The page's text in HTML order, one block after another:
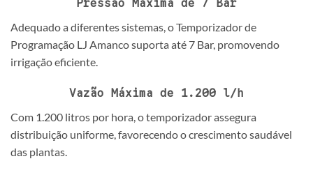
Pressão Máxima de 7 Bar
Adequado a diferentes sistemas, o Temporizador de
Programação LJ Amanco suporta até 7 Bar, promovendo
irrigação eficiente.
Vazão Máxima de 1.200 l/h
Com 1.200 litros por hora, o temporizador assegura
distribuição uniforme, favorecendo o crescimento saudável
das plantas.